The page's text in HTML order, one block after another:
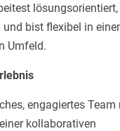
lösungsorientiert,
bist flexibel in
Umfeld.
engagiertes
kollaborativen